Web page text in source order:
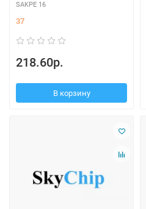
SAKPE 16
37
218.60р.
В корзину